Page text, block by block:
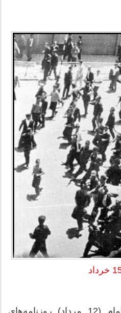
یک روز پس از انتقال امام (12 مرداد) روزنامه‌های